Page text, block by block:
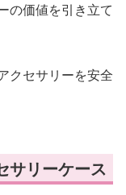
の価値を引き立て
クセサリーを安全
サリーケース